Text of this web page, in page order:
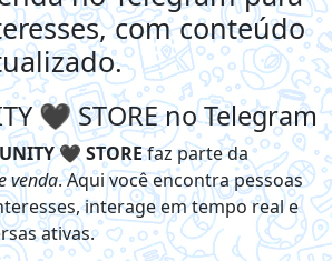
com conteúdo
🖤 STORE no Telegram
🖤 STOREfaz parte da
venda. Aqui você encontra pessoas
interage em tempo real e
ativas.